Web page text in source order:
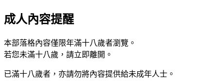
成人內容提醒
本部落格內容僅限年滿十八歲者瀏覽。
若您未滿十八歲，請立即離開。
已滿十八歲者，亦請勿將內容提供給未成年人士。